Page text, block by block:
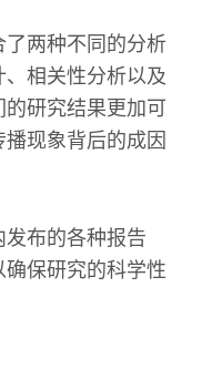
两种不同的分析
相关性分析以及
研究结果更加可
现象背后的成因
布的各种报告
保研究的科学性